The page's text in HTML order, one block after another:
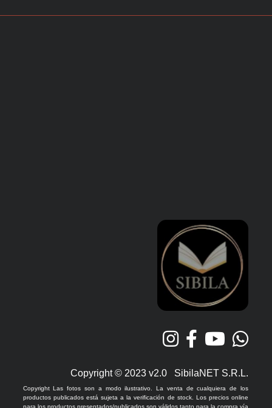
Copyright © 2023 v2.0 SibilaNET S.R.L.
Copyright Las fotos son a modo ilustrativo. La venta de cualquiera de los
productos publicados está sujeta a la verificación de stock. Los precios online
para los productos presentados/publicados son válidos tanto para la compra vía